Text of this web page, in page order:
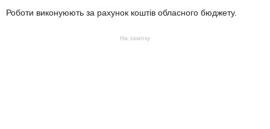
Роботи виконуюють за рахунок коштів обласного бюджету.
На замітку